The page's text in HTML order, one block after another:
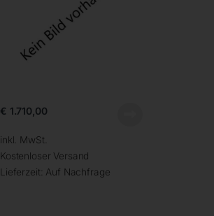
€ 1.710,00
inkl. MwSt.
Kostenloser Versand
Lieferzeit: Auf Nachfrage